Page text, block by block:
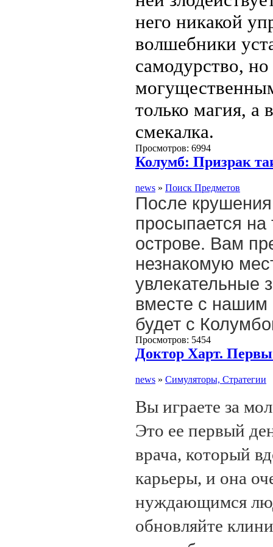
него никакой
волшебники
самодурство,
только магия, а
смекалка.
Просмотров: 6994
Колумб: Призрак
news » Поиск Предметов
После
просыпается на
острове. Вам
незнакомую
увлекательные
вместе с нашим
будет с
Просмотров: 5454
Доктор Харт.
news » Симуляторы, Стратегии
Вы играете за
Это ее первый
врача, который
карьеры, и она
нуждающимся
обновляйте